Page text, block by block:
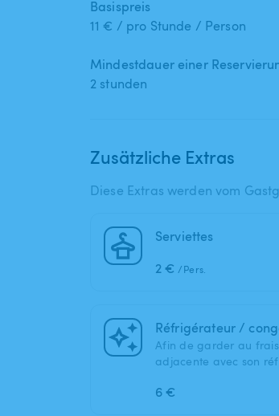
Basispreis
11 € / pro Stunde / Person
Mindestdauer einer
2 stunden
Zusätzliche Extras
Diese Extras werden vom
Serviettes
2 € /Pers.
Réfrigérateur /
Afin de garder au
adjacente avec son
6 €